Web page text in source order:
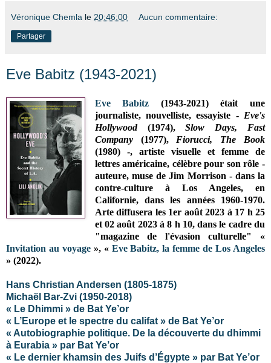
Véronique Chemla le 20:46:00 Aucun commentaire:
Partager
Eve Babitz (1943-2021)
Eve Babitz (1943-2021) était une
journaliste, nouvelliste, essayiste - Eve's
Hollywood(1974),Slow Days, Fast
Company(1977), Fiorucci, The Book
(1980) -, artiste visuelle et femme de
lettres américaine, célèbre pour son rôle -
auteure, muse deJim Morrison - dans la
contre-culture à Los Angeles, en
Californie, dans les années 1960-1970.
Arte diffusera les 1er août 2023 à 17 h 25
et02 août 2023 à 8 h 10, dans le cadre du
"magazine de l'évasion culturelle" «
Invitation au voyage», « Eve Babitz, la femme de Los Angeles
» (2022).
Hans Christian Andersen (1805-1875)
Michaël Bar-Zvi (1950-2018)
« Le Dhimmi » de Bat Ye’or
« L’Europe et le spectre du califat » de Bat Ye’or
« Autobiographie politique. De la découverte du dhimmi
à Eurabia » par Bat Ye’or
« Le dernier khamsin des Juifs d’Égypte » par Bat Ye’or